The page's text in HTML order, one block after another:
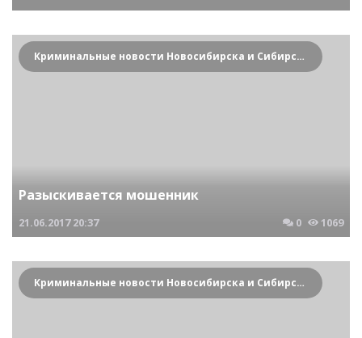
Криминальные новости Новосибирска и Сибирского региона
Разыскивается мошенник
21.06.2017 20:37 0 1069
Криминальные новости Новосибирска и Сибирского региона